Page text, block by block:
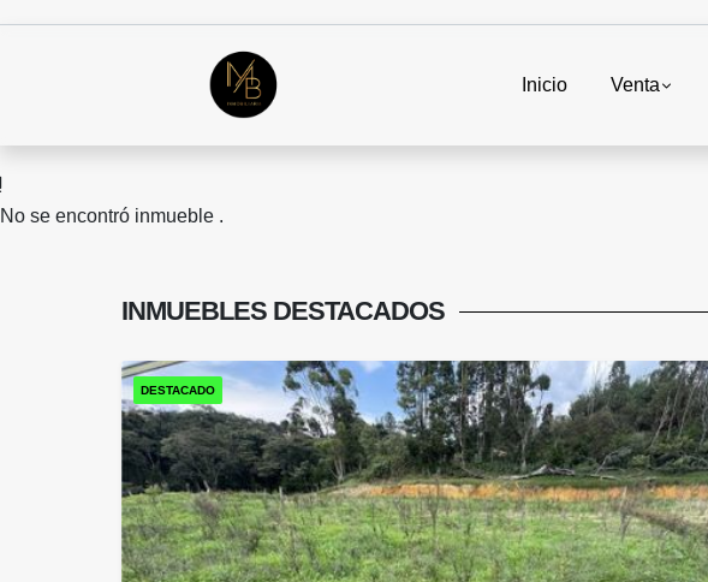
Inicio Venta
No se encontró inmueble .
INMUEBLES DESTACADOS
DESTACADO